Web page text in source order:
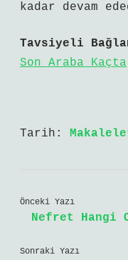
kadar devam
Tavsiyeli
Son Araba Kaçta
Tarih:
Önceki Yazı
Nefret Hangi
Sonraki Yazı